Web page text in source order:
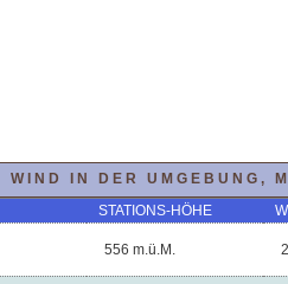
WIND IN DER UMGEBUNG,
STATIONS-HÖHE
556 m.ü.M.